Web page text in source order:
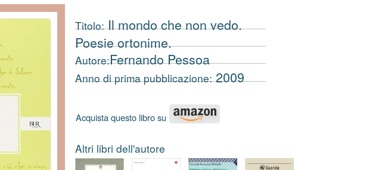
Titolo:Il mondo che non vedo.
Poesie ortonime.
Autore:Fernando Pessoa
Anno di prima pubblicazione:2009
Acquista questo libro su
Altri libri dell'autore